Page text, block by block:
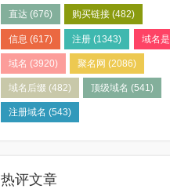
直达 (676) 购买链接 (482)
信息 (617) 注册 (1343) 域名是
域名 (3920) 聚名网 (2086)
域名后缀 (482) 顶级域名 (541)
注册域名 (543)
热评文章